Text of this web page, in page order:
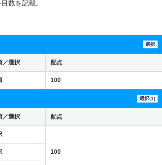
数を記載。
選択
／選択 配点
100
選択(1)
／選択 配点
100